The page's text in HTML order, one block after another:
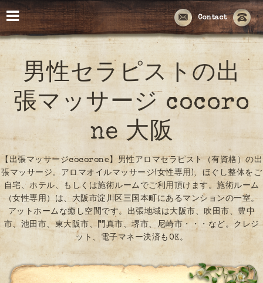
Contact
男性セラピストの出
張マッサージ cocoro
ne 大阪
【出張マッサージcocorone】男性アロマセラピスト（有資格）の出
張マッサージ。アロマオイルマッサージ(女性専用)、ほぐし整体をご
自宅、ホテル、もしくは施術ルームでご利用頂けます。施術ルーム
（女性専用）は、大阪市淀川区三国本町にあるマンションの一室。
アットホームな癒し空間です。出張地域は大阪市、吹田市、豊中
市、池田市、東大阪市、門真市、堺市、尼崎市・・・など。クレジ
ット、電子マネー決済もOK。